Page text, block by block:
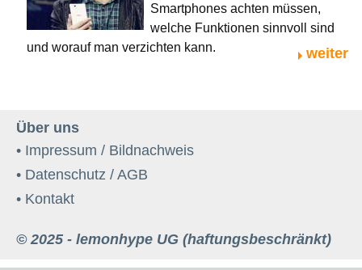
Smartphones achten müssen,
welche Funktionen sinnvoll sind
und worauf man verzichten kann.
weiter
Über uns
• Impressum / Bildnachweis
• Datenschutz / AGB
• Kontakt
© 2025 - lemonhype UG (haftungsbeschränkt)